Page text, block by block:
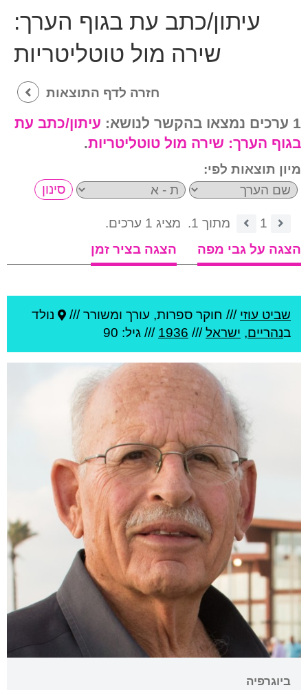
עיתון/כתב עת בגוף הערך:
שירה מול טוטליטריות
חזרה לדף התוצאות
1 ערכים נמצאו בהקשר לנושא:
עיתון/כתב עת
בגוף הערך: שירה מול טוטליטריות.
מיון תוצאות לפי:
1 מתוך 1.
מציג 1 ערכים.
הצגה על גבי מפה
הצגה בציר זמן
שביט עוזי /// חוקר ספרות, עורך ומשורר ///
נולד
בנהריים, ישראל///
1936 /// גיל: 90
ביוגרפיה